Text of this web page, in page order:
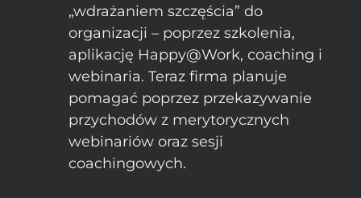
„wdrażaniem szczęścia” do
organizacji – poprzez szkolenia,
aplikację Happy@Work, coaching i
webinaria. Teraz firma planuje
pomagać poprzez przekazywanie
przychodów z merytorycznych
webinariów oraz sesji
coachingowych.